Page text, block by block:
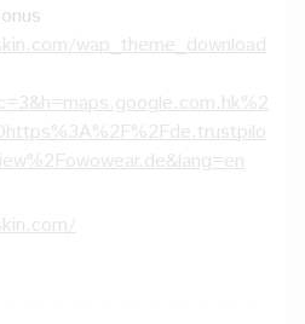
wap_theme_download